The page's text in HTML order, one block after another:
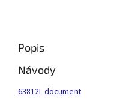
Popis
Návody
63812L document